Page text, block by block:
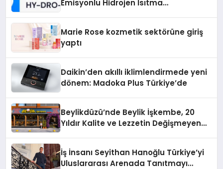
Emisyonlu Hidrojen Isıtma
Marie Rose kozmetik sektörüne giriş
yaptı
Daikin’den akıllı iklimlendirmede yeni
dönem: Madoka Plus Türkiye’de
Beylikdüzü’nde Beylik İşkembe, 20
Yıldır Kalite ve Lezzetin Değişmeyen
İş İnsanı Seyithan Hanoğlu Türkiye’yi
Uluslararası Arenada Tanıtmayı